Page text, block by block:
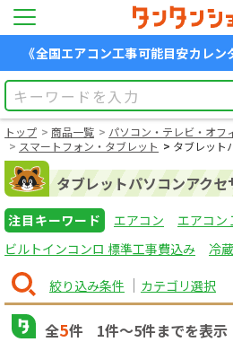
《全国エアコン工事可能目安カレン
トップ 商品一覧
パソコン・テレビ・オフ
スマートフォン・タブレット
タブレット
タブレットパソコンアクセ
注目キーワード エアコン エアコン
ビルトインコンロ 標準工事費込み
冷
絞り込み条件 カテゴリ選択
全5件 1件〜5件までを表示